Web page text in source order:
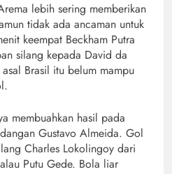
lebih sering memberikan
tidak ada ancaman untuk
keempat Beckham Putra
silang kepada David da
Brasil itu belum mampu
membuahkan hasil pada
Gustavo Almeida. Gol
Charles Lokolingoy dari
Putu Gede. Bola liar